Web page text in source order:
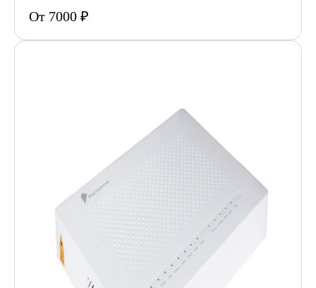
От 7000 ₽